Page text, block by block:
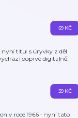
nyní titul s úryvky z děl
poprvé digitálně.
69 KČ
v roce 1966 - nyní tato
39 KČ